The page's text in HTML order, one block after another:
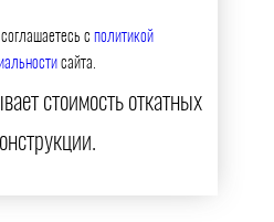
сполитикой
сайта.
стоимость откатных